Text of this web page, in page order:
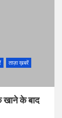
ताज़ा ख़बरें
खाने के बाद